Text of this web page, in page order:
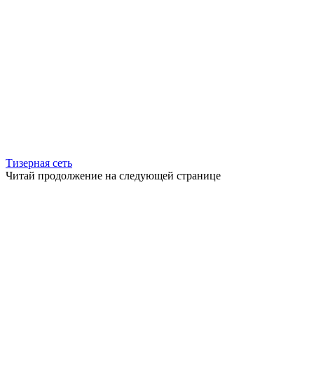
Тизерная сеть
Читай продолжение на следующей странице